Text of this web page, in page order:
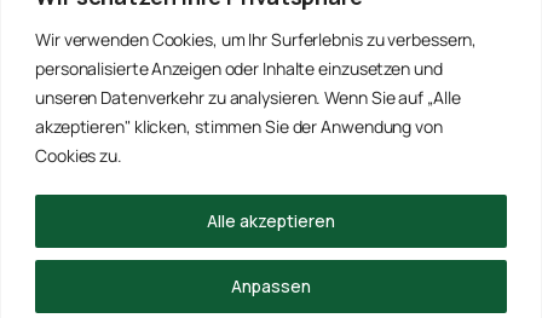
Wir verwenden Cookies, um Ihr Surferlebnis zu verbessern,
personalisierte Anzeigen oder Inhalte einzusetzen und
unseren Datenverkehr zu analysieren. Wenn Sie auf „Alle
akzeptieren" klicken, stimmen Sie der Anwendung von
Cookies zu.
Anpassen
Alle akzeptieren
EMPFOHLENE PARTNER
WinRei24 Dienstleistungen
Winterdienst Profi NRW
Winterdienst Niedersachsen
Winterdienst Hansa
Winterdienst Freitag
© 2026 Schädlingsbekämpfung Kraft · Alle Rechte vorbehalten